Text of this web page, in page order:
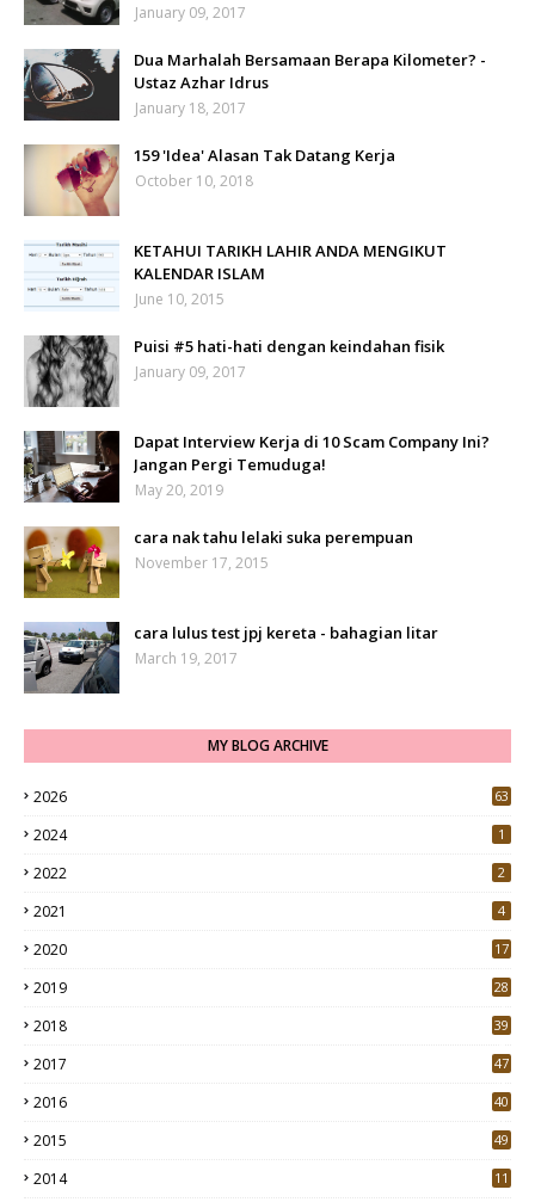
January 09, 2017
Dua Marhalah Bersamaan Berapa Kilometer? -
Ustaz Azhar Idrus
January 18, 2017
159 'Idea' Alasan Tak Datang Kerja
October 10, 2018
KETAHUI TARIKH LAHIR ANDA MENGIKUT
KALENDAR ISLAM
June 10, 2015
Puisi #5 hati-hati dengan keindahan fisik
January 09, 2017
Dapat Interview Kerja di 10 Scam Company Ini?
Jangan Pergi Temuduga!
May 20, 2019
cara nak tahu lelaki suka perempuan
November 17, 2015
cara lulus test jpj kereta - bahagian litar
March 19, 2017
MY BLOG ARCHIVE
2026 63
2024 1
2022 2
2021 4
2020
17
2019
28
2018
39
2017
47
2016
40
2015
49
2014 11